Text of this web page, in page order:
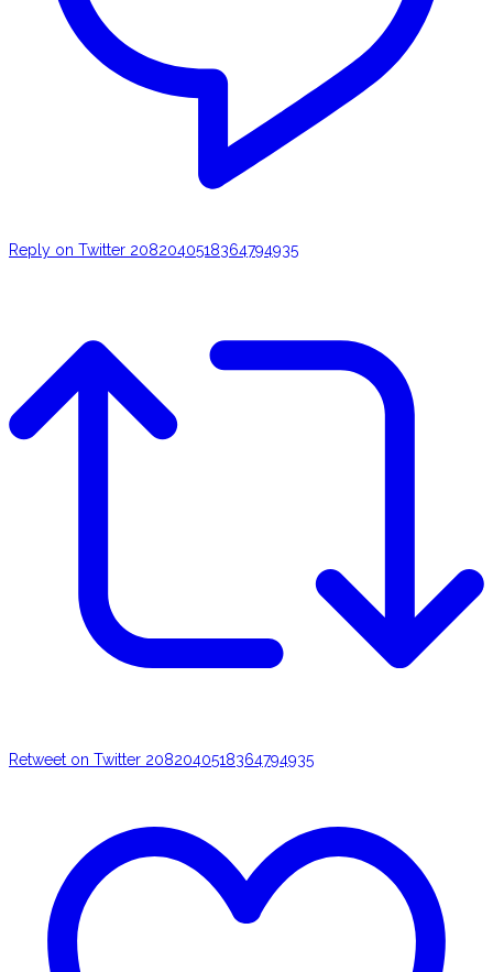
Reply on Twitter 2082040518364794935
Retweet on Twitter 2082040518364794935